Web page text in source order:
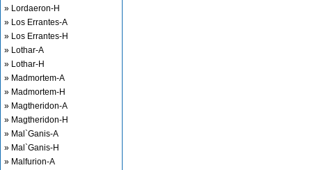
» Lordaeron-H
» Los Errantes-A
» Los Errantes-H
» Lothar-A
» Lothar-H
» Madmortem-A
» Madmortem-H
» Magtheridon-A
» Magtheridon-H
» Mal`Ganis-A
» Mal`Ganis-H
» Malfurion-A